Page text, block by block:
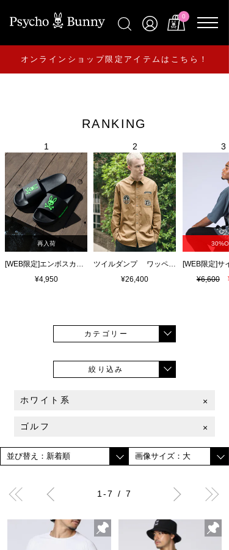
0
オンラインショップ限定アイテムはこちら！
RANKING
再入荷
[WEB限定]エンボスカラーロゴ シャワーサンダル
¥4,950
ツイルダンプ ワッペン刺繍ワッシャーシャツ
¥26,400
¥6,600
カテゴリー
絞り込み
ホワイト系 ×
ゴルフ ×
1-7 / 7